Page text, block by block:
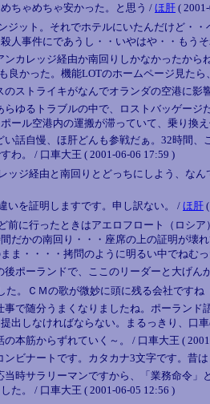
ちゃめちゃ安かった。と思う / ほ肝 (
ジット。それでホテルにいたんだけど・
人事件にであうし・・いやはや・・もう
ンカレッジ経由か南回りしかなかったか
良かった。機能LOTのホームページ見た
のストライキがなんでオランダの空港に
らゆるトラブルの中で、ロストバッゲー
ール空港内の運搬が滞っていて、乗り換
い話自慢、ほ肝どんも参戦だぁ。32時間
わ。 / 口車大王 ( 2001-06-06 17:59 )
ッジ経由と南回りとどっちにしよう、な
いを証明しますです。申し訳ない。 /ほ肝
前に行ったときはアエロフロート（ロシ
だかの南回り・・・座席の上の証明が壊
ま・・・・拷問のように明るい中でねむ
後ポーランドで、ここのリーダーと大げん
た。ＣＭの歌が微妙に頭に残る会社ですね
事で随分うまくなりましたね。ポーラン
出しなければならない。まるっきり、口
の本筋からずれていく～。 / 口車大王 (
ンビナートです。カタカナ3文字です。昔
当時サラリーマンですから、「業務命令
た。 / 口車大王 ( 2001-06-05 12:56 )